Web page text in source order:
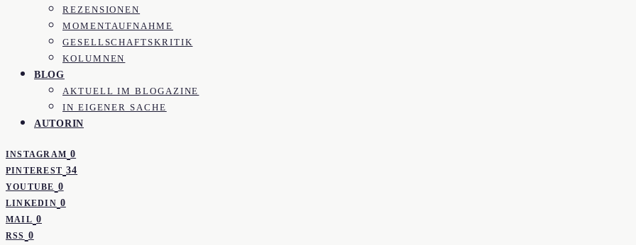
REZENSIONEN
MOMENTAUFNAHME
GESELLSCHAFTSKRITIK
KOLUMNEN
BLOG
AKTUELL IM BLOGAZINE
IN EIGENER SACHE
AUTORIN
INSTAGRAM 0
PINTEREST 34
YOUTUBE 0
LINKEDIN 0
MAIL 0
RSS 0